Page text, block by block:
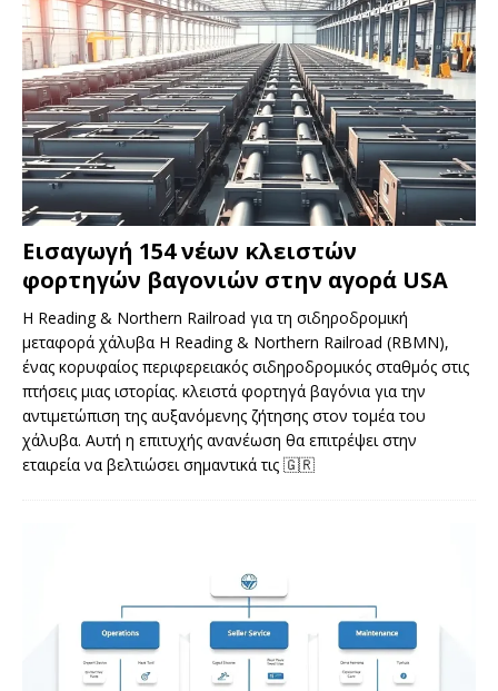
Εισαγωγή 154 νέων κλειστών
φορτηγών βαγονιών στην αγορά USA
Η Reading & Northern Railroad για τη σιδηροδρομική
μεταφορά χάλυβα Η Reading & Northern Railroad (RBMN),
ένας κορυφαίος περιφερειακός σιδηροδρομικός σταθμός στις
πτήσεις μιας ιστορίας. κλειστά φορτηγά βαγόνια για την
αντιμετώπιση της αυξανόμενης ζήτησης στον τομέα του
χάλυβα. Αυτή η επιτυχής ανανέωση θα επιτρέψει στην
εταιρεία να βελτιώσει σημαντικά τις 🇬🇷